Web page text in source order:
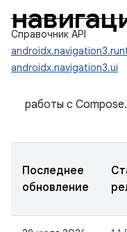
Справочник API
androidx.navigation3.ui
работы с Compose.
Последнее
обновление